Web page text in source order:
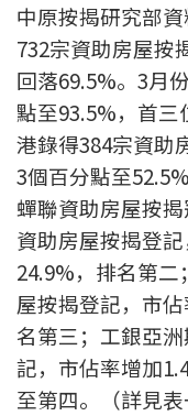
裝修設計專欄
火險、家居、寵物保險
保險資訊專欄
聯絡我們
聯絡方法
網上申請按揭轉介
條款及細則
中原按揭研究部
732宗資助房屋按
回落69.5%。3月
點至93.5%，首
港錄得384宗資助
3個百分點至
蟬聯資助房屋按
資助房屋按揭登
24.9%，排名第
屋按揭登記，市
名第三；工銀亞
記，市佔率增加
至第四。（詳見表